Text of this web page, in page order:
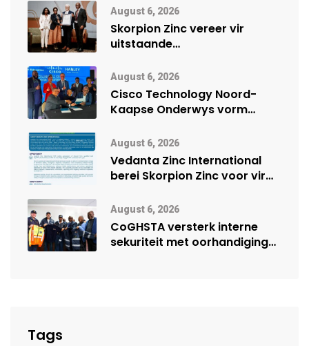
August 6, 2026
Skorpion Zinc vereer vir
uitstaande
Namibië Mynbou Ekspo
August 6, 2026
Cisco Technology Noord-
Kaapse Onderwys vorm
vennootskap
August 6, 2026
Vedanta Zinc International
berei Skorpion Zinc voor vir
August 6, 2026
CoGHSTA versterk interne
sekuriteit met oorhandiging
Tags